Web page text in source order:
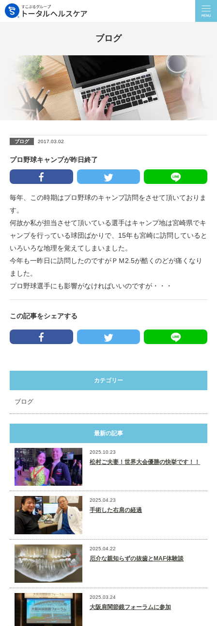
ブログ
ブログ 2017.03.02
プロ野球キャンプが昨日終了
毎年、この時期はプロ野球のキャンプ訪問をさせて頂いておりま
す。
何故か私が担当させて頂いている選手はキャンプ地は宮崎県でキ
ャンプを行っている球団ばかりで、15年も宮崎に訪問していると
いろいろな地理を覚えてしまいました。
今年も一昨日に訪問したのですがＰＭ2.5が酷くのどが痛くなり
ました。
プロ野球選手にも影響がなければいいのですが・・・
この記事をシェアする
カテゴリー
ブログ
最新の記事
2025.10.23
松村ご夫妻！世界大会優勝の快挙です！！
2025.04.23
手術した右肩の経過
2025.04.22
厄介な親知らずの抜歯とMAF体験談
2025.03.24
大阪肩関節鏡フォーラムに参加